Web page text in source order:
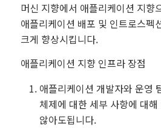
머신 지향에서 애플리케이션 지향
애플리케이션 배포 및 인트로스
크게 향상시킵니다.
애플리케이션 지향 인프라 장점
애플리케이션 개발자와 운영
체제에 대한 세부 사항에 대해
않아도됩니다.